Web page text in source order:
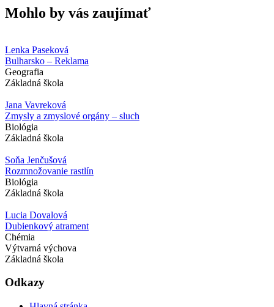
Mohlo by vás zaujímať
Lenka Paseková
Bulharsko – Reklama
Geografia
Základná škola
Jana Vavreková
Zmysly a zmyslové orgány – sluch
Biológia
Základná škola
Soňa Jenčušová
Rozmnožovanie rastlín
Biológia
Základná škola
Lucia Dovalová
Dubienkový atrament
Chémia
Výtvarná výchova
Základná škola
Odkazy